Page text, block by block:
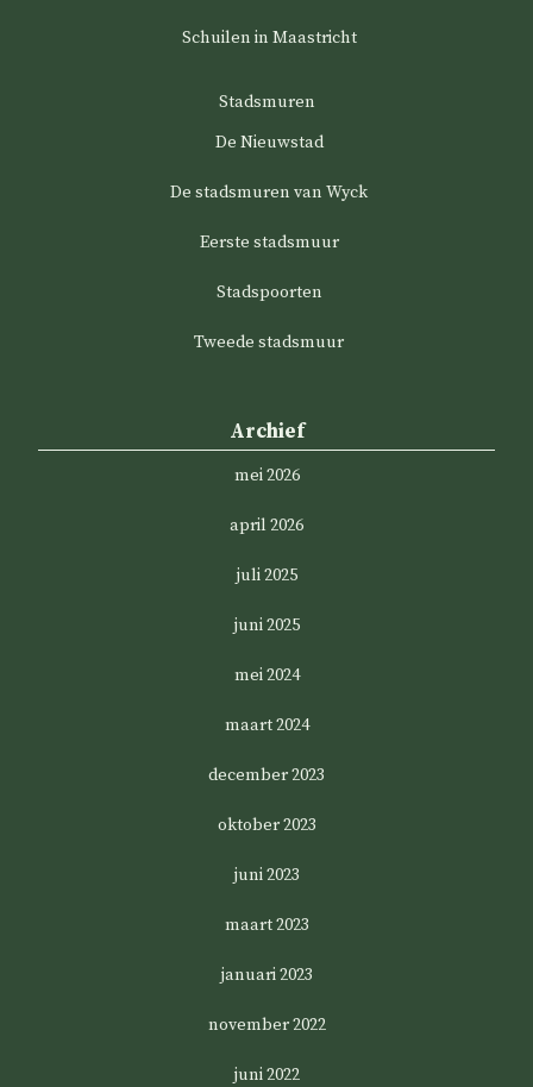
Schuilen in Maastricht
Stadsmuren
De Nieuwstad
De stadsmuren van Wyck
Eerste stadsmuur
Stadspoorten
Tweede stadsmuur
Archief
mei 2026
april 2026
juli 2025
juni 2025
mei 2024
maart 2024
december 2023
oktober 2023
juni 2023
maart 2023
januari 2023
november 2022
juni 2022